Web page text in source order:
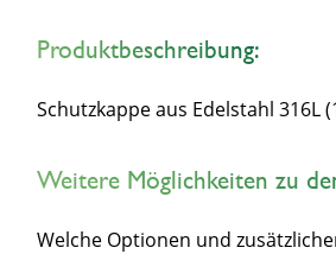
Produktbeschreibung:
Schutzkappe aus Edelstahl 316L
Weitere Möglichkeiten zu
Welche Optionen und